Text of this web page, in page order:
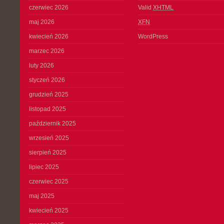
czerwiec 2026
maj 2026
kwiecień 2026
marzec 2026
luty 2026
styczeń 2026
grudzień 2025
listopad 2025
październik 2025
wrzesień 2025
sierpień 2025
lipiec 2025
czerwiec 2025
maj 2025
kwiecień 2025
Valid XHTML
XFN
WordPress